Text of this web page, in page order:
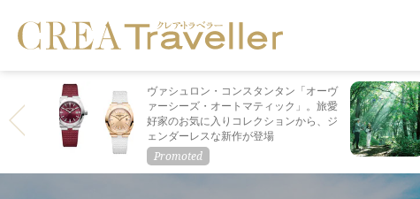
ヴァシュロン・コンスタンタン「オーヴ
ァーシーズ・オートマティック」。旅愛
好家のお気に入りコレクションから、ジ
ェンダーレスな新作が登場